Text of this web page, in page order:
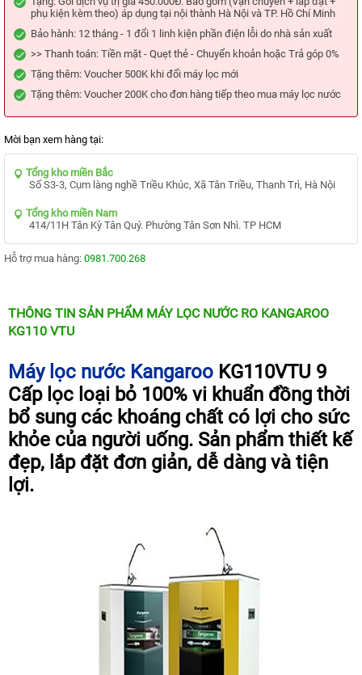
LỌC
TỔNG,
ĐẦU
NGUỒN,
CÔNG
NGHIỆP
THIẾT
BỊ
NHÀ
KANGAROO
BÌNH
NÓNG
HÀNG
DỤNG
TIN
KIỆN
TƯ
VẤN
HƯỚNG
DẪN
CHƯƠNG
TRÌNH
KANGAROO
phụ kiện kèm theo) áp dụng tại nội thành Hà Nội và TP. Hồ Chí Minh
Bảo hành: 12 tháng - 1 đổi 1 linh kiện phần điện lỗi do nhà sản xuất
>> Thanh toán: Tiền mặt - Quẹt thẻ - Chuyển khoản hoặc Trả góp 0%
Tặng thêm: Voucher 500K khi đổi máy lọc mới
Tặng thêm: Voucher 200K cho đơn hàng tiếp theo mua máy lọc nước
Mời bạn xem hàng tại:
Tổng kho miền Bắc
Số S3-3, Cụm làng nghề Triều Khúc, Xã Tân Triều, Thanh Trì, Hà Nội
Tổng kho miền Nam
414/11H Tân Kỳ Tân Quý. Phường Tân Sơn Nhì. TP HCM
Hỗ trợ mua hàng: 0981.700.268
THÔNG TIN SẢN PHẨM MÁY LỌC NƯỚC RO KANGAROO
KG110 VTU
Máy lọc nước Kangaroo KG110VTU 9
Cấp lọc loại bỏ 100% vi khuẩn đồng thời
bổ sung các khoáng chất có lợi cho sức
khỏe của người uống. Sản phẩm thiết kế
đẹp, lắp đặt đơn giản, dễ dàng và tiện
lợi.